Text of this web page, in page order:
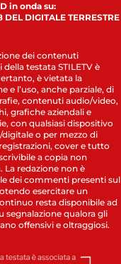
in onda su:
DEL DIGITALE TERRESTRE
dei contenuti
testata STILETV è
è vietata la
e l’uso, anche parziale, di
contenuti audio/video,
grafiche aziendali e
con qualsiasi dispositivo
o per mezzo di
cover e tutto
a copia non
La redazione non è
dei commenti presenti sul
esercitare un
resta disponibile ad
segnalazione qualora gli
offensivi e oltraggiosi.